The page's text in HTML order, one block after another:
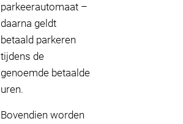
parkeerautomaat –
daarna geldt
betaald parkeren
tijdens de
genoemde betaalde
uren.
Bovendien worden